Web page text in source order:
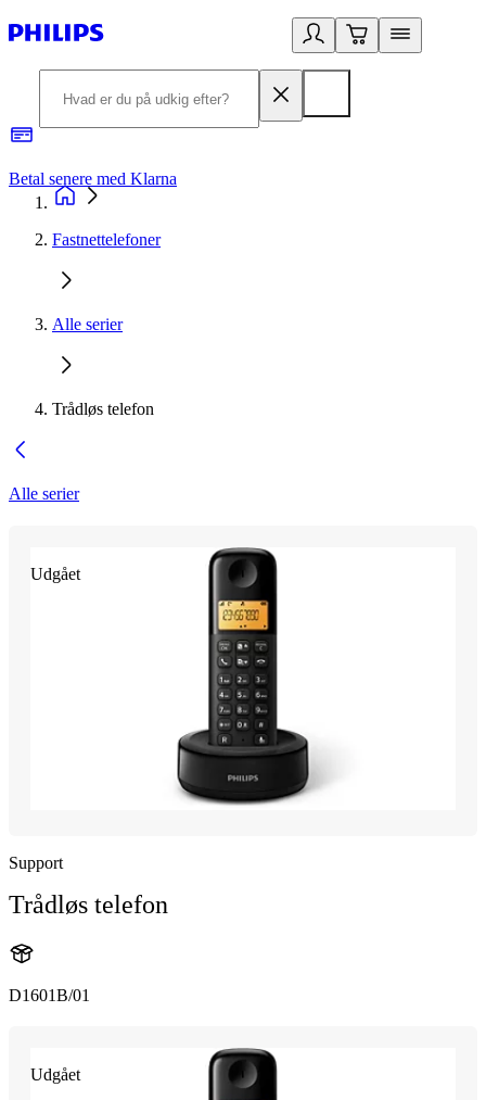
Betal senere med Klarna
Fastnettelefoner
Alle serier
Trådløs telefon
Alle serier
Udgået
Support
Trådløs telefon
D1601B/01
Udgået